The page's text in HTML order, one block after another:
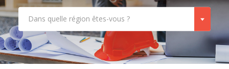
Dans quelle région êtes-vous ?